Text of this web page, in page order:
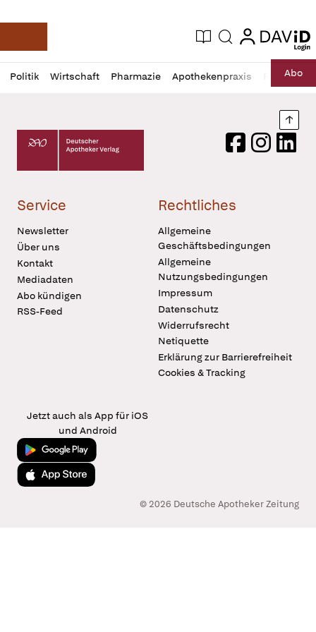
Deutsche Apotheker Zeitung
Aktuelle Ausgabe
Suche login
login
Politik Wirtschaft Pharmazie Apothekenpraxis RechtAbo
Profil
öffnen
Daz
Pur
Deutscher Apotheker Verlag Logo
FacebookInstagram
Service
Newsletter
Über uns
Kontakt
Mediadaten
Abo kündigen
RSS-Feed
Rechtliches
Allgemeine
Geschäftsbedingungen
Allgemeine
Nutzungsbedingungen
Impressum
Datenschutz
Widerrufsrecht
Netiquette
Erklärung zur Barrierefreiheit
Cookies & Tracking
Jetzt auch als App für iOS
und Android
Jetzt bei Google Play
Laden im App Store
© 2026 Deutsche Apotheker Zeitung